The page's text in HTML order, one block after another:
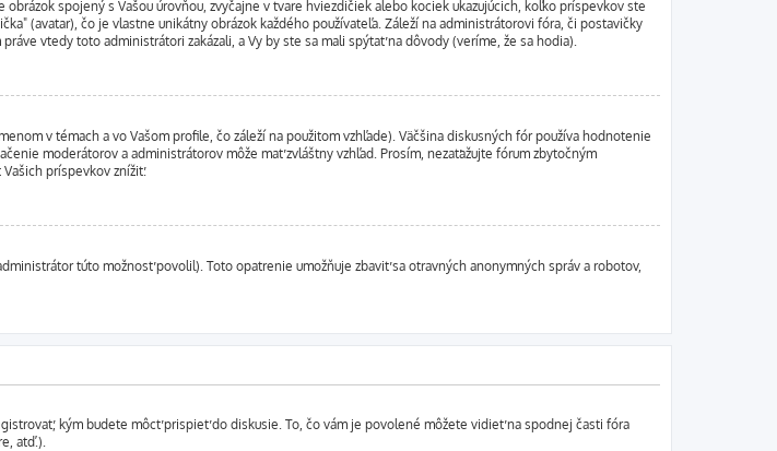
spojený s Vašou úrovňou, zvyčajne v tvare hviezdičiek alebo kociek ukazujúcich, koľko príspevkov ste
(avatar), čo je vlastne unikátny obrázok každého používateľa. Záleží na administrátorovi fóra, či postavičky
vtedy toto administrátori zakázali, a Vy by ste sa mali spýtať na dôvody (veríme, že sa hodia).
v témach a vo Vašom profile, čo záleží na použitom vzhľade). Väčšina diskusných fór používa hodnotenie
moderátorov a administrátorov môže mať zvláštny vzhľad. Prosím, nezaťažujte fórum zbytočným
príspevkov znížiť.
túto možnosť povolil). Toto opatrenie umožňuje zbaviť sa otravných anonymných správ a robotov,
kým budete môcť prispieť do diskusie. To, čo vám je povolené môžete vidieť na spodnej časti fóra
atď.).